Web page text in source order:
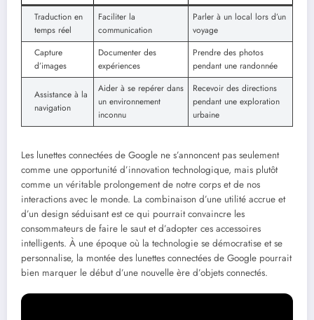
Traduction en
temps réel
Faciliter la
communication
Parler à un local lors d’un
voyage
Capture
d’images
Documenter des
expériences
Prendre des photos
pendant une randonnée
Assistance à la
navigation
Aider à se repérer dans
un environnement
inconnu
Recevoir des directions
pendant une exploration
urbaine
Les lunettes connectées de Google ne s’annoncent pas seulement
comme une opportunité d’innovation technologique, mais plutôt
comme un véritable prolongement de notre corps et de nos
interactions avec le monde. La combinaison d’une utilité accrue et
d’un design séduisant est ce qui pourrait convaincre les
consommateurs de faire le saut et d’adopter ces accessoires
intelligents. À une époque où la technologie se démocratise et se
personnalise, la montée des lunettes connectées de Google pourrait
bien marquer le début d’une nouvelle ère d’objets connectés.